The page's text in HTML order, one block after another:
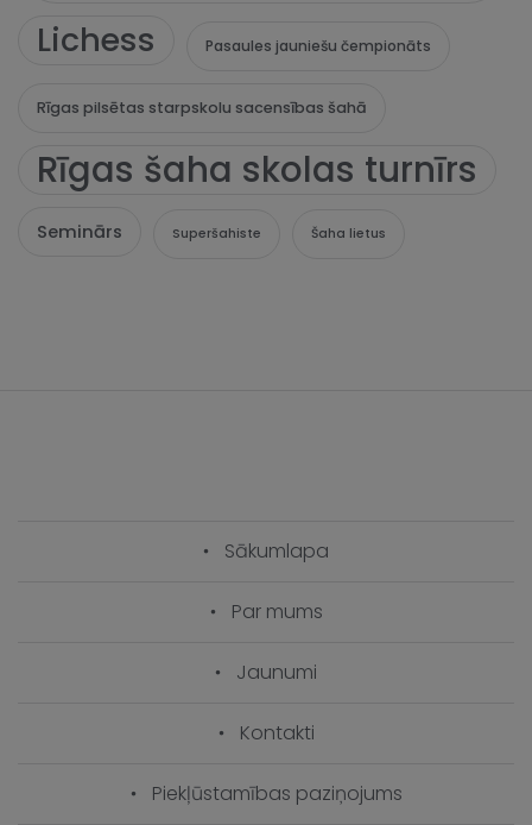
Lichess Pasaules jauniešu čempionāts
Rīgas pilsētas starpskolu sacensības šahā
Rīgas šaha skolas turnīrs
Seminārs Superšahiste Šaha lietus
Sākumlapa
Par mums
Jaunumi
Kontakti
Piekļūstamības paziņojums